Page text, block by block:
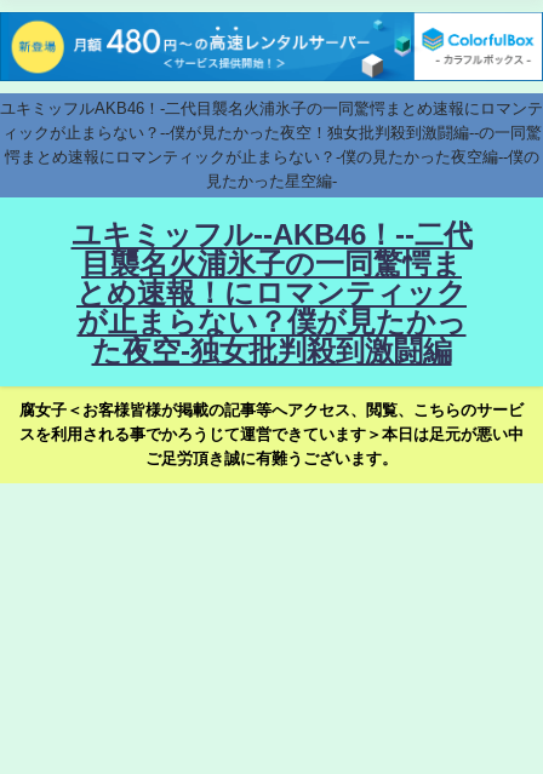
ユキミッフルAKB46！-二代目襲名火浦氷子の一同驚愕まとめ速報にロマンテ
ィックが止まらない？--僕が見たかった夜空！独女批判殺到激闘編--の一同驚
愕まとめ速報にロマンティックが止まらない？-僕の見たかった夜空編--僕の
見たかった星空編-
ユキミッフル--AKB46！--二代
目襲名火浦氷子の一同驚愕ま
とめ速報！にロマンティック
が止まらない？僕が見たかっ
た夜空-独女批判殺到激闘編
腐女子＜お客様皆様が掲載の記事等へアクセス、閲覧、こちらのサービ
スを利用される事でかろうじて運営できています＞本日は足元が悪い中
ご足労頂き誠に有難うございます。